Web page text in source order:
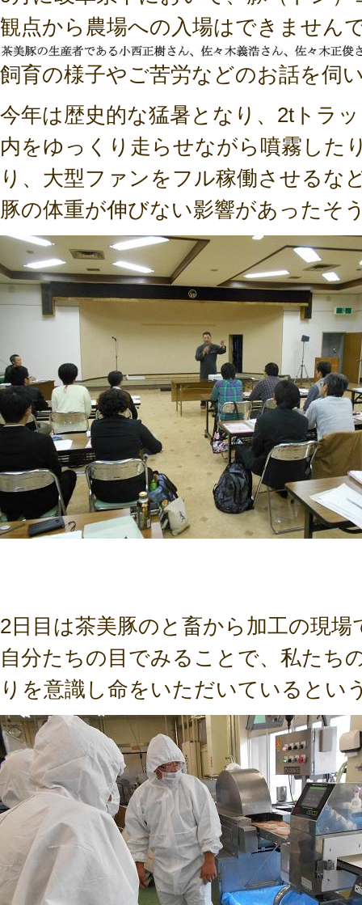
観点から農場への入場はできません
飼育の様子やご苦労などのお話を伺
今年は歴史的な猛暑となり、2tトラ
内をゆっくり走らせながら噴霧した
り、大型ファンをフル稼働させるな
豚の体重が伸びない影響があったそ
2日目は茶美豚のと畜から加工の現
自分たちの目でみることで、私たち
りを意識し命をいただいているとい